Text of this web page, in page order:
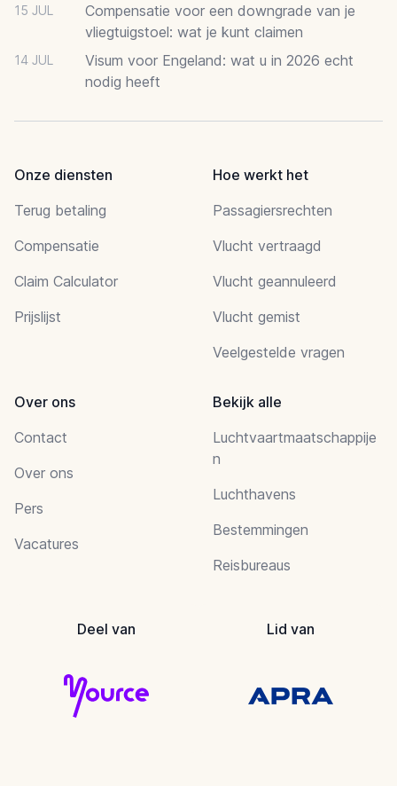
15 JUL
Compensatie voor een downgrade van je
vliegtuigstoel: wat je kunt claimen
14 JUL
Visum voor Engeland: wat u in 2026 echt
nodig heeft
Onze diensten
Terug betaling
Compensatie
Claim Calculator
Prijslijst
Hoe werkt het
Passagiersrechten
Vlucht vertraagd
Vlucht geannuleerd
Vlucht gemist
Veelgestelde vragen
Over ons
Contact
Over ons
Pers
Vacatures
Bekijk alle
Luchtvaartmaatschappije
n
Luchthavens
Bestemmingen
Reisbureaus
Deel van Lid van